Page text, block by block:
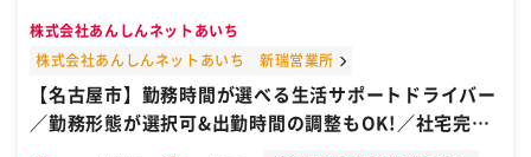
イフプランに寄り添う「相談相手」として、信頼関係を築きながら長
くお付き合いしていくスタイルです。 ・来店された個人のお客様への
提案 ・保険商品に関する説明、比較、契約手続き （事前予約制で1日
平均来客数は5名程度） ■配属先情報： ・配属先…豊田のほけん相談
株式会社あんしんネットあいち
株式会社あんしんネットあいち 新瑞営業所
【名古屋市】勤務時間が選べる生活サポートドライバー
／勤務形態が選択可&出勤時間の調整もOK!／社宅完備